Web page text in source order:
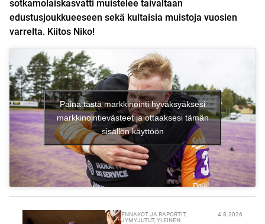
sotkamolaiskasvatti muistelee taivaltaan
edustusjoukkueeseen sekä kultaisia muistoja vuosien
varrelta. Kiitos Niko!
Paina tästä markkinointi hyväksyäksesi
markkinointievästeet ja ottaaksesi tämän
sisällön käyttöön
ENNAKOT JA RAPORTIT,
JYMYJUTUT,YLEINEN
4.8.2026